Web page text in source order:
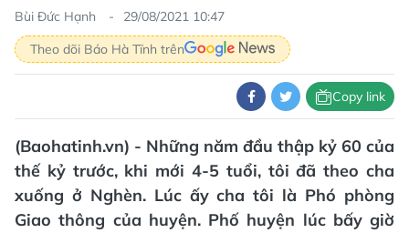
Bùi Đức Hạnh
29/08/2021 10:47
Theo dõi Báo Hà Tĩnh trên
Copy link
(Baohatinh.vn) - Những năm đầu thập kỷ 60 của
thế kỷ trước, khi mới 4-5 tuổi, tôi đã theo cha
xuống ở Nghèn. Lúc ấy cha tôi là Phó phòng
Giao thông của huyện. Phố huyện lúc bấy giờ